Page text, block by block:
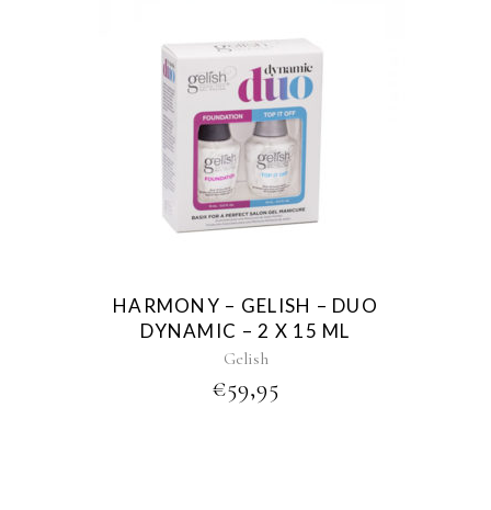
HARMONY – GELISH – DUO
DYNAMIC – 2 X 15 ML
Gelish
€59,95